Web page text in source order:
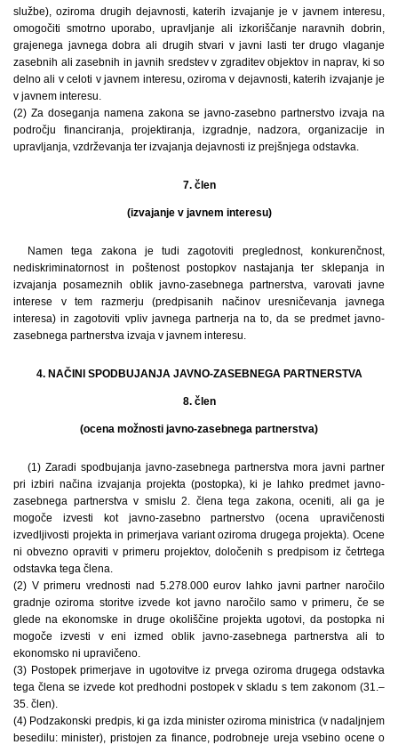
službe), oziroma drugih dejavnosti, katerih izvajanje je v javnem interesu,
omogočiti smotrno uporabo, upravljanje ali izkoriščanje naravnih dobrin,
grajenega javnega dobra ali drugih stvari v javni lasti ter drugo vlaganje
zasebnih ali zasebnih in javnih sredstev v zgraditev objektov in naprav, ki so
delno ali v celoti v javnem interesu, oziroma v dejavnosti, katerih izvajanje je
v javnem interesu.
(2) Za doseganja namena zakona se javno-zasebno partnerstvo izvaja na
področju financiranja, projektiranja, izgradnje, nadzora, organizacije in
upravljanja, vzdrževanja ter izvajanja dejavnosti iz prejšnjega odstavka.
7. člen
(izvajanje v javnem interesu)
Namen tega zakona je tudi zagotoviti preglednost, konkurenčnost,
nediskriminatornost in poštenost postopkov nastajanja ter sklepanja in
izvajanja posameznih oblik javno-zasebnega partnerstva, varovati javne
interese v tem razmerju (predpisanih načinov uresničevanja javnega
interesa) in zagotoviti vpliv javnega partnerja na to, da se predmet javno-
zasebnega partnerstva izvaja v javnem interesu.
4. NAČINI SPODBUJANJA JAVNO-ZASEBNEGA PARTNERSTVA
8. člen
(ocena možnosti javno-zasebnega partnerstva)
(1) Zaradi spodbujanja javno-zasebnega partnerstva mora javni partner
pri izbiri načina izvajanja projekta (postopka), ki je lahko predmet javno-
zasebnega partnerstva v smislu 2. člena tega zakona, oceniti, ali ga je
mogoče izvesti kot javno-zasebno partnerstvo (ocena upravičenosti
izvedljivosti projekta in primerjava variant oziroma drugega projekta). Ocene
ni obvezno opraviti v primeru projektov, določenih s predpisom iz četrtega
odstavka tega člena.
(2) V primeru vrednosti nad 5.278.000 eurov lahko javni partner naročilo
gradnje oziroma storitve izvede kot javno naročilo samo v primeru, če se
glede na ekonomske in druge okoliščine projekta ugotovi, da postopka ni
mogoče izvesti v eni izmed oblik javno-zasebnega partnerstva ali to
ekonomsko ni upravičeno.
(3) Postopek primerjave in ugotovitve iz prvega oziroma drugega odstavka
tega člena se izvede kot predhodni postopek v skladu s tem zakonom (31.–
35. člen).
(4) Podzakonski predpis, ki ga izda minister oziroma ministrica (v nadaljnjem
besedilu: minister), pristojen za finance, podrobneje ureja vsebino ocene o